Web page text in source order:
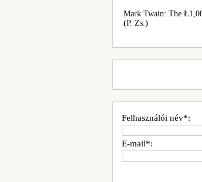
Mark Twain: The
(P. Zs.)
Felhasználói név*:
E-mail*: